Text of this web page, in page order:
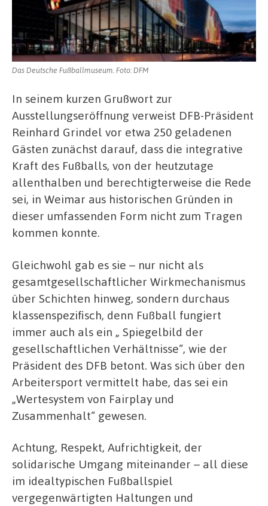
Das Deutsche Fußballmuseum. Foto: DFM
In seinem kurzen Grußwort zur
Ausstellungseröffnung verweist DFB-Präsident
Reinhard Grindel vor etwa 250 geladenen
Gästen zunächst darauf, dass die integrative
Kraft des Fußballs, von der heutzutage
allenthalben und berechtigterweise die Rede
sei, in Weimar aus historischen Gründen in
dieser umfassenden Form nicht zum Tragen
kommen konnte.
Gleichwohl gab es sie – nur nicht als
gesamtgesellschaftlicher Wirkmechanismus
über Schichten hinweg, sondern durchaus
klassenspezifisch, denn Fußball fungiert
immer auch als ein „ Spiegelbild der
gesellschaftlichen Verhältnisse“, wie der
Präsident des DFB betont. Was sich über den
Arbeitersport vermittelt habe, das sei ein
„Wertesystem von Fairplay und
Zusammenhalt“ gewesen.
Achtung, Respekt, Aufrichtigkeit, der
solidarische Umgang miteinander – all diese
im idealtypischen Fußballspiel
vergegenwärtigten Haltungen und